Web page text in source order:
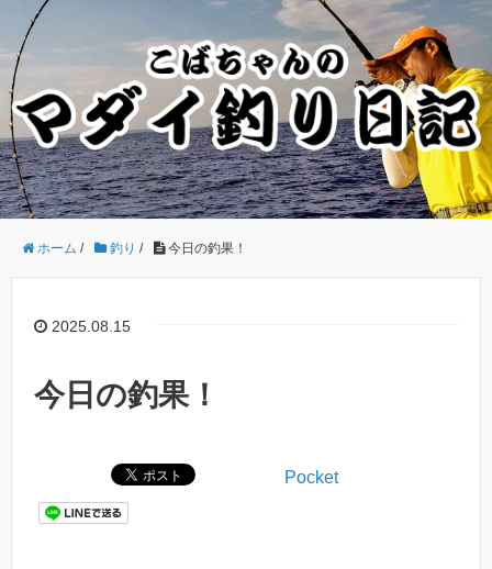
ホーム / 釣り / 今日の釣果！
2025.08.15
今日の釣果！
Pocket